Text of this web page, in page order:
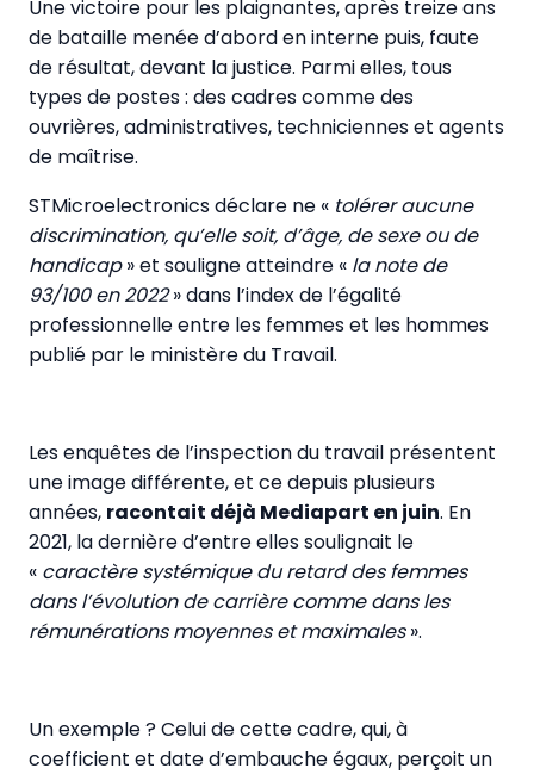
Une victoire pour les plaignantes, après treize ans
de bataille menée d’abord en interne puis, faute
de résultat, devant la justice. Parmi elles, tous
types de postes : des cadres comme des
ouvrières, administratives, techniciennes et agents
de maîtrise.
STMicroelectronics déclare ne « tolérer aucune
discrimination, qu’elle soit, d’âge, de sexe ou de
handicap» et souligne atteindre « la note de
93/100 en 2022» dans l’index de l’égalité
professionnelle entre les femmes et les hommes
publié par le ministère du Travail.
Les enquêtes de l’inspection du travail présentent
une image différente, et ce depuis plusieurs
années, racontait déjà Mediapart en juin. En
2021, la dernière d’entre elles soulignait le
« caractère systémique du retard des femmes
dans l’évolution de carrière comme dans les
rémunérations moyennes et maximales».
Un exemple ? Celui de cette cadre, qui, à
coefficient et date d’embauche égaux, perçoit un